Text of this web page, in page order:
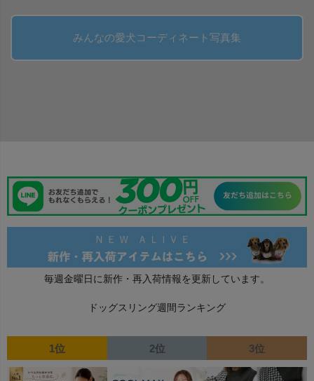
みんなの愛犬コーディネート写真集
毎週金曜日に新作・再入荷情報を更新しています。
ドッグスリング週間ランキング
1位 2位 3位